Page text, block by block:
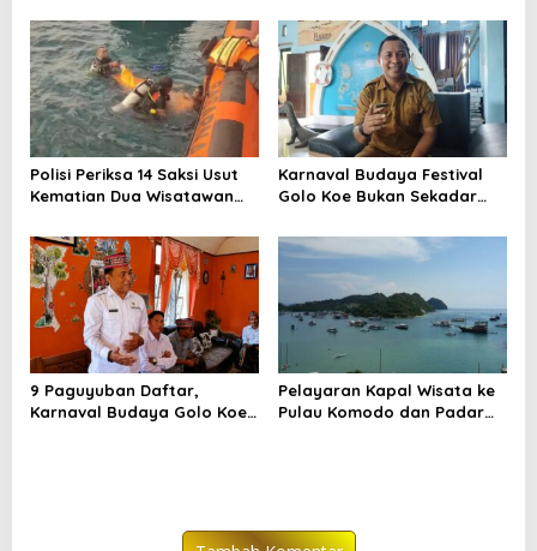
Polisi Periksa 14 Saksi Usut
Kematian Dua Wisatawan
Karnaval Budaya Festival
Golo Koe Bukan Sekadar
Bersama
9 Paguyuban Daftar,
Karnaval Budaya Golo Koe
Pelayaran Kapal Wisata ke
Pulau Komodo dan Padar